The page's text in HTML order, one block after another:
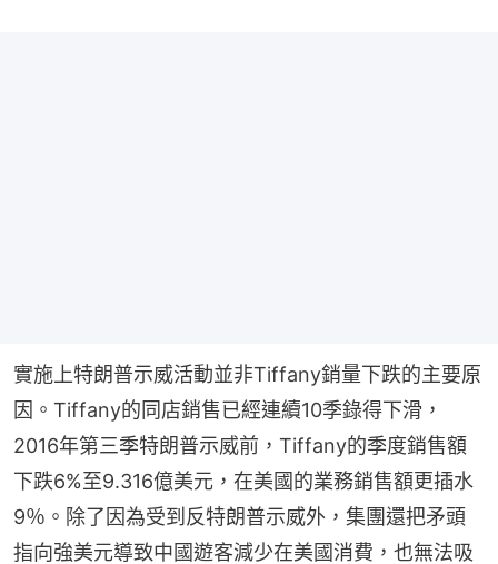
實施上特朗普示威活動並非Tiffany銷量下跌的主要原
因。Tiffany的同店銷售已經連續10季錄得下滑，
2016年第三季特朗普示威前，Tiffany的季度銷售額
下跌6%至9.316億美元，在美國的業務銷售額更插水
9％。除了因為受到反特朗普示威外，集團還把矛頭
指向強美元導致中國遊客減少在美國消費，也無法吸